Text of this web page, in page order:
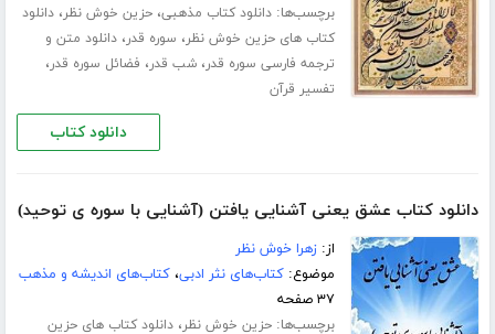
برچسب‌ها:دانلود کتاب مذهبی،حزین خوش نظر،دانلود
کتاب های حزین خوش نظر، سوره قدر،دانلود متن و
ترجمه فارسی سوره قدر،شب قدر، فضائل سوره قدر،
تفسیر قرآن
دانلود کتاب
دانلود کتاب عشق یعنی آشنایی یافتن (آشنایی با سوره ی توحید)
از:زهرا خوش نظر
موضوع:کتاب‌های نثر ادبی،کتاب‌های اندیشه و مذهب
۳۷ صفحه
برچسب‌ها:حزین خوش نظر،دانلود کتاب های حزین